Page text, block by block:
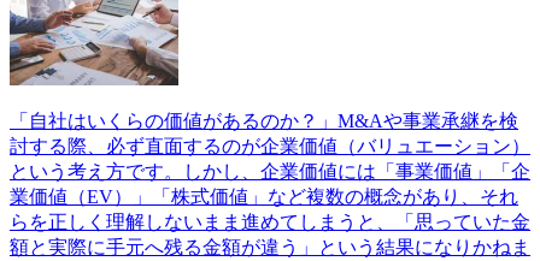
「自社はいくらの価値があるのか？」M&Aや事業承継を検
討する際、必ず直面するのが企業価値（バリュエーション）
という考え方です。しかし、企業価値には「事業価値」「企
業価値（EV）」「株式価値」など複数の概念があり、それ
らを正しく理解しないまま進めてしまうと、「思っていた金
額と実際に手元へ残る金額が違う」という結果になりかねま